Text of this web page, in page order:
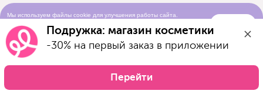
Разделы
Интернет-магазин
Мы используем файлы cookie для улучшения работы сайта.
использования cookie-файловПодружка: магазин косметики
-30% на первый заказ в приложении
Перейти